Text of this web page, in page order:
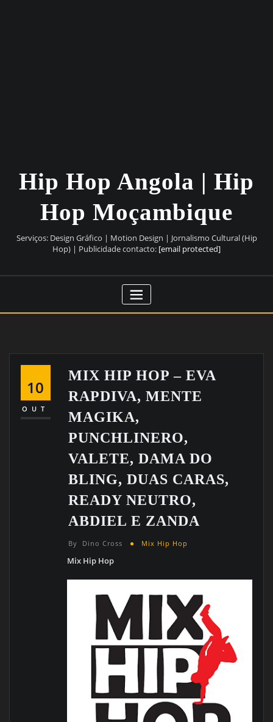
Hip Hop Angola | Hip
Hop Moçambique
Serviços: Design Gráfico | Motion Design | Jornalismo Cultural (Hip
Hop) | Publicidade contacto: [email protected]
10
OUT
MIX HIP HOP – EVA
RAPDIVA, MENTE
MAGIKA,
PUNCHLINERO,
VALETE, DAMA DO
BLING, DUAS CARAS,
READY NEUTRO,
ABDIEL E ZANDA
By Dino Cross Mix Hip Hop
Mix Hip Hop